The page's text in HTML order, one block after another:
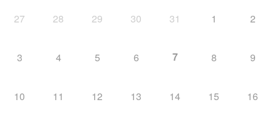
27 28 29 30 31 1 2
3 4 5 6 7 8 9
10 11 12 13 14 15 16